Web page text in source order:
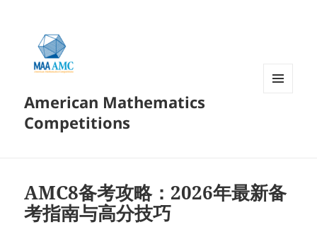
American Mathematics
Competitions
AMC8备考攻略：2026年最新备
考指南与高分技巧